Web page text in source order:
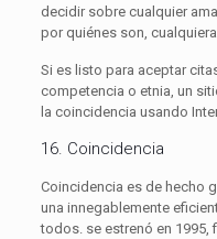
decidir sobre cualquier
por quiénes son,
Si es listo para aceptar
competencia o etnia, un
la coincidencia usando
16. Coincidencia
Coincidencia es de hecho
una innegablemente
todos. se estrenó en 1995,